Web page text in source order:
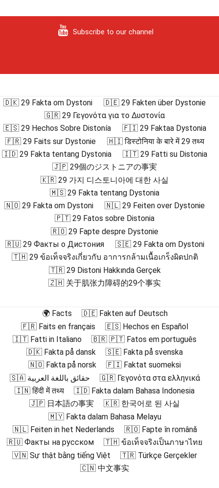
Subscribe to our channel
🇩🇰 29 Fakta om Dystoni
🇩🇪 29 Fakten über Dystonie
🇬🇷 29 Γεγονότα για το Δυστονία
🇪🇸 29 Hechos Sobre Distonía
🇫🇮 29 Faktaa Dystonia
🇫🇷 29 Faits sur Dystonie
🇭🇮 डिस्टोनिया के बारे में 29 तथ्य
🇮🇩 29 Fakta tentang Dystonia
🇮🇹 29 Fatti su Distonia
🇯🇵 29個のジストニアの事実
🇰🇷 29 가지 디스토니아에 대한 사실
🇲🇸 29 Fakta tentang Dystonia
🇳🇴 29 Fakta om Dystoni
🇳🇱 29 Feiten over Dystonie
🇵🇹 29 Fatos sobre Distonia
🇷🇴 29 Fapte despre Dystonie
🇷🇺 29 Факты о Дистония
🇸🇪 29 Fakta om Dystoni
🇹🇭 29 ข้อเท็จจริงเกี่ยวกับ อาการกล้ามเนื้อเกร็งผิดปกติ
🇹🇷 29 Distoni Hakkında Gerçek
🇿🇭 关于肌张力障碍的29个事实
🌍 Facts
🇩🇪 Fakten auf Deutsch
🇫🇷 Faits en français
🇪🇸 Hechos en Español
🇮🇹 Fatti in Italiano
🇧🇷 🇵🇹 Fatos em português
🇩🇰 Fakta på dansk
🇸🇪 Fakta på svenska
🇳🇴 Fakta på norsk
🇫🇮 Faktat suomeksi
🇸🇦 حقائق باللغة العربية
🇬🇷 Γεγονότα στα ελληνικά
🇮🇳 हिंदी में तथ्य
🇮🇩 Fakta dalam Bahasa Indonesia
🇯🇵 日本語の事実
🇰🇷 한국어로 된 사실
🇲🇾 Fakta dalam Bahasa Melayu
🇳🇱 Feiten in het Nederlands
🇷🇴 Fapte în română
🇷🇺 Факты на русском
🇹🇭 ข้อเท็จจริงเป็นภาษาไทย
🇻🇳 Sự thật bằng tiếng Việt
🇹🇷 Türkçe Gerçekler
🇨🇳 中文事实